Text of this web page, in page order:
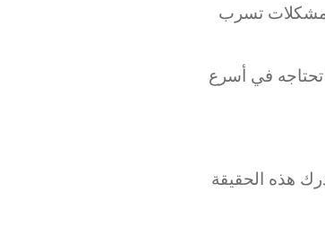
تسرب
في أسرع
هذه الحقيقة